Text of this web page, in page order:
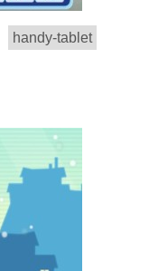
handy-tablet